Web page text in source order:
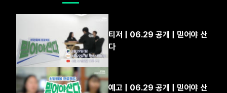
티저 | 06.29 공개 | 믿어야 산
다
예고 | 06.29 공개 | 믿어야 산